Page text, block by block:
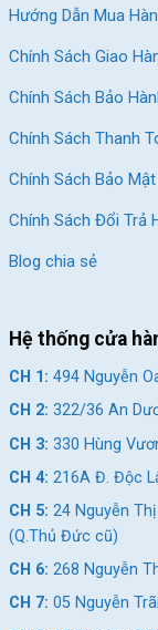
Hướng Dẫn Mua
Chính Sách Giao
Chính Sách Bảo
Chính Sách Thanh
Chính Sách Bảo Mật
Chính Sách Đổi Trả
Blog chia sẻ
Hệ thống cửa
CH 1: 494 Nguyễn
CH 2: 322/36 An
CH 3: 330 Hùng
CH 4: 216A Đ. Độc
CH 5: 24 Nguyễn
(Q.Thủ Đức cũ)
CH 6: 268 Nguyễn
CH 7: 05 Nguyễn